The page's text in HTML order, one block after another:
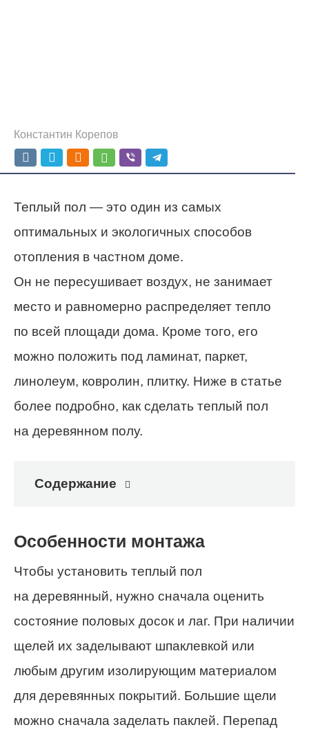
Константин Корепов
Теплый пол — это один из самых
оптимальных и экологичных способов
отопления в частном доме.
Он не пересушивает воздух, не занимает
место и равномерно распределяет тепло
по всей площади дома. Кроме того, его
можно положить под ламинат, паркет,
линолеум, ковролин, плитку. Ниже в статье
более подробно, как сделать теплый пол
на деревянном полу.
Содержание
Особенности монтажа
Чтобы установить теплый пол
на деревянный, нужно сначала оценить
состояние половых досок и лаг. При наличии
щелей их заделывают шпаклевкой или
любым другим изолирующим материалом
для деревянных покрытий. Большие щели
можно сначала заделать паклей. Перепад